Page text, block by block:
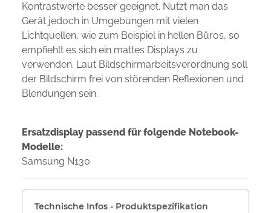
Kontrastwerte besser geeignet. Nutzt man das
Gerät jedoch in Umgebungen mit vielen
Lichtquellen, wie zum Beispiel in hellen Büros, so
empfiehlt es sich ein mattes Displays zu
verwenden. Laut Bildschirmarbeitsverordnung soll
der Bildschirm frei von störenden Reflexionen und
Blendungen sein.
Ersatzdisplay passend für folgende Notebook-
Modelle:
Samsung N130
Technische Infos - Produktspezifikation